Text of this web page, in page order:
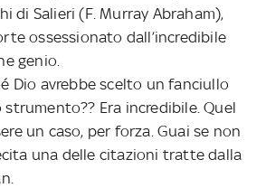
di Salieri (F. Murray Abraham),
ossessionato dall’incredibile
genio.
Dio avrebbe scelto un fanciullo
Era incredibile. Quel
un caso, per forza. Guai se non
una delle citazioni tratte dalla